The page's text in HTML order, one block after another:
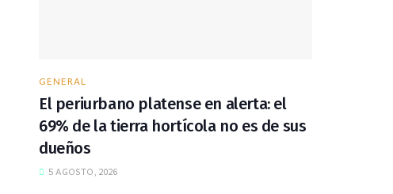
GENERAL
El periurbano platense en alerta: el
69% de la tierra hortícola no es de sus
dueños
5 AGOSTO, 2026